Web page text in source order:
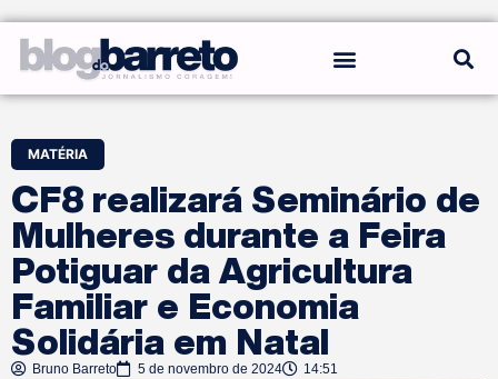
MATÉRIA
CF8 realizará Seminário de
Mulheres durante a Feira
Potiguar da Agricultura
Familiar e Economia
Solidária em Natal
Bruno Barreto 5 de novembro de 2024 14:51